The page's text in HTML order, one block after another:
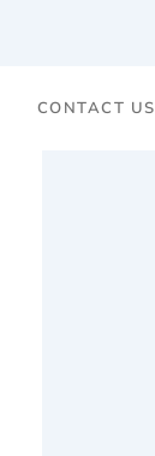
CONTACT US